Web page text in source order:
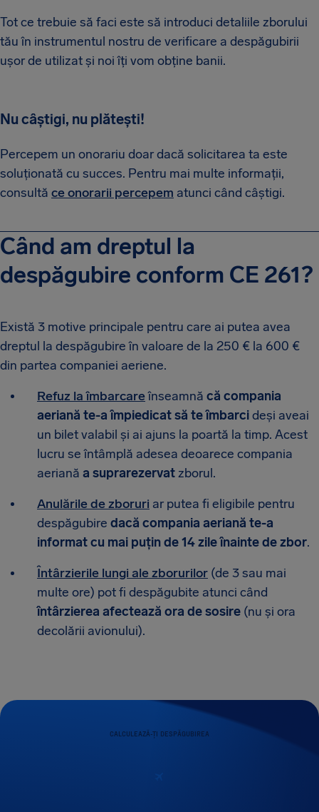
Tot ce trebuie să faci este să introduci detaliile zborului
tău în instrumentul nostru de verificare a despăgubirii
ușor de utilizat și noi îți vom obține banii.
Nu câștigi, nu plătești!
Percepem un onorariu doar dacă solicitarea ta este
soluționată cu succes. Pentru mai multe informații,
consultă ce onorarii percepem atunci când câștigi.
Când am dreptul la
despăgubire conform CE 261?
Există 3 motive principale pentru care ai putea avea
dreptul la despăgubire în valoare de la 250 € la 600 €
din partea companiei aeriene.
Refuz la îmbarcareînseamnă că compania
aeriană te-a împiedicat să te îmbarcideși aveai
un bilet valabil și ai ajuns la poartă la timp. Acest
lucru se întâmplă adesea deoarece compania
aeriană a suprarezervatzborul.
Anulările de zboruri ar putea fi eligibile pentru
despăgubire dacă compania aeriană te-a
informat cu mai puțin de 14 zile înainte de zbor.
Întârzierile lungi ale zborurilor (de 3 sau mai
multe ore) pot fi despăgubite atunci când
întârzierea afectează ora de sosire (nu și ora
decolării avionului).
CALCULEAZĂ-ȚI DESPĂGUBIREA